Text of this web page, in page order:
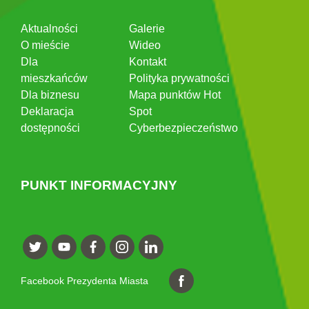
Aktualności
O mieście
Dla
mieszkańców
Dla biznesu
Deklaracja
dostępności
Galerie
Wideo
Kontakt
Polityka prywatności
Mapa punktów Hot
Spot
Cyberbezpieczeństwo
PUNKT INFORMACYJNY
Facebook Prezydenta Miasta